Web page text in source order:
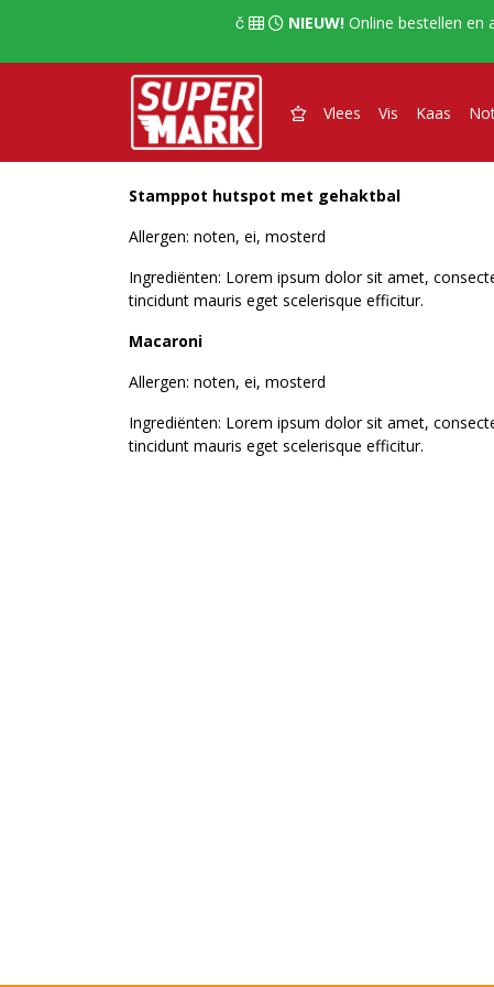
   NIEUW! Online bestellen en
 Vlees Vis Kaas
Stamppot hutspot met gehaktbal
Allergen: noten, ei, mosterd
Ingrediënten: Lorem ipsum dolor sit amet,
tincidunt mauris eget scelerisque efficitur.
Macaroni
Allergen: noten, ei, mosterd
Ingrediënten: Lorem ipsum dolor sit amet,
tincidunt mauris eget scelerisque efficitur.